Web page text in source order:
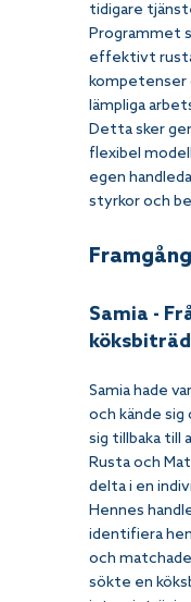
tidigare
Programmet
effektivt
kompetenser
lämpliga
Detta sker
flexibel
egen
styrkor och
Samia -
Samia hade
och kände sig
sig tillbaka till
Rusta och
delta i en
Hennes
identifiera
och
sökte en